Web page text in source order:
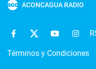
ACONCAGUA RADIO
Términos y Condiciones